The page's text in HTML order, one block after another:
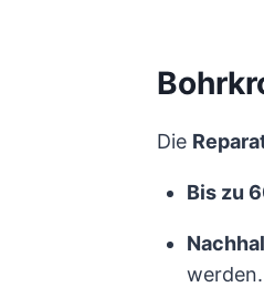
Die
Bis zu
werden.